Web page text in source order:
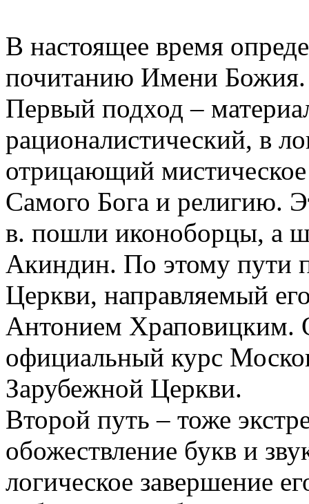
В настоящее время
почитанию Имени Божия.
Первый подход –
рационалистический, в
отрицающий мистическое
Самого Бога и религию.
в. пошли иконоборцы, а
Акиндин. По этому пути
Церкви, направляемый
Антонием Храповицким.
официальный курс
Зарубежной Церкви.
Второй путь – тоже
обожествление букв и
логическое завершение